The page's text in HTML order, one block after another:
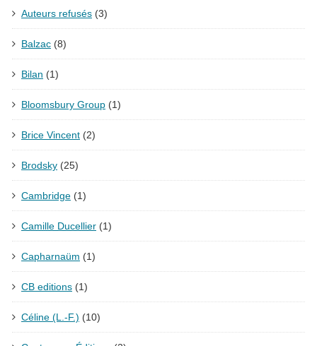
Auteurs refusés (3)
Balzac (8)
Bilan (1)
Bloomsbury Group (1)
Brice Vincent (2)
Brodsky (25)
Cambridge (1)
Camille Ducellier (1)
Capharnaüm (1)
CB editions (1)
Céline (L.-F.) (10)